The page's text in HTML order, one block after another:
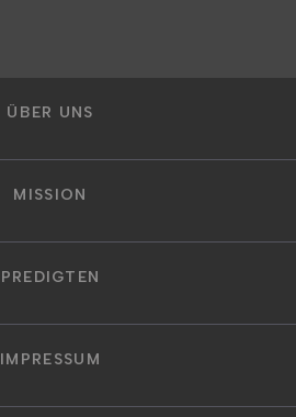
ÜBER UNS
MISSION
PREDIGTEN
IMPRESSUM